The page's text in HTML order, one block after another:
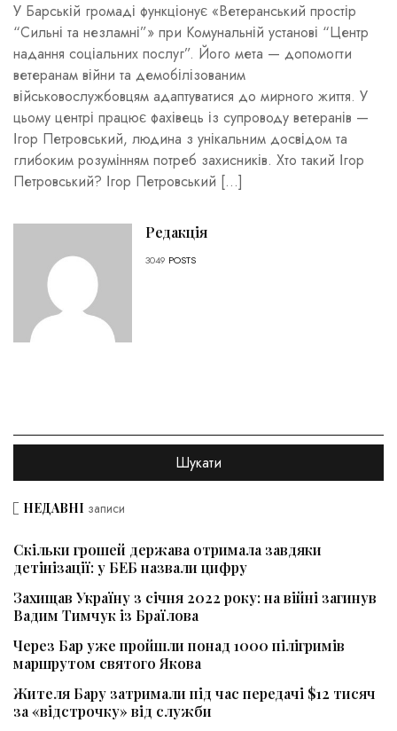
У Барській громаді функціонує «Ветеранський простір
“Сильні та незламні”» при Комунальній установі “Центр
надання соціальних послуг”. Його мета — допомогти
ветеранам війни та демобілізованим
військовослужбовцям адаптуватися до мирного життя. У
цьому центрі працює фахівець із супроводу ветеранів —
Ігор Петровський, людина з унікальним досвідом та
глибоким розумінням потреб захисників. Хто такий Ігор
Петровський? Ігор Петровський […]
Редакція
3049 POSTS
НЕДАВНІ записи
Скільки грошей держава отримала завдяки
детінізації: у БЕБ назвали цифру
Захищав Україну з січня 2022 року: на війні загинув
Вадим Тимчук із Браїлова
Через Бар уже пройшли понад 1000 пілігримів
маршрутом святого Якова
Жителя Бару затримали під час передачі $12 тисяч
за «відстрочку» від служби